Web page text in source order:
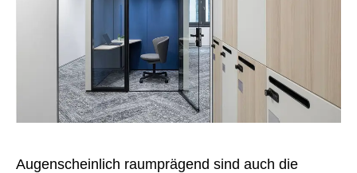
(EG)
Österreich
Augenscheinlich raumprägend sind auch die